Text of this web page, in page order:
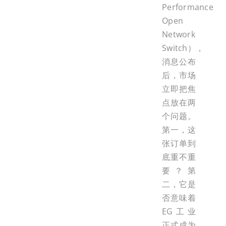
Performance
Open
Network
Switch），
消息公布
后，市场
立即把焦
点放在两
个问题。
第一，这
张订单到
底重不重
要？第
二，它是
否意味着
EG工业